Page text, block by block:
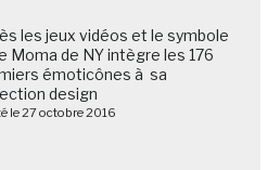
les jeux vidéos et le symbole
Moma de NY intègre les 176
émoticônes à sa
design
le 27 octobre 2016